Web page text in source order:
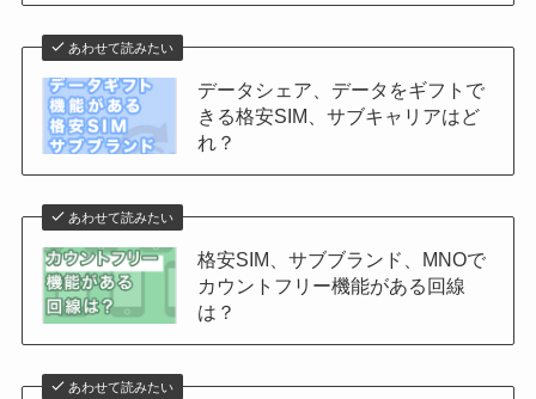
あわせて読みたい
データシェア、データをギフトで
きる格安SIM、サブキャリアはど
れ？
あわせて読みたい
格安SIM、サブブランド、MNOで
カウントフリー機能がある回線
は？
あわせて読みたい